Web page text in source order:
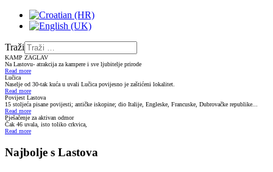
Traži
KAMP ZAGLAV
Na Lastovu- atrakcija za kampere i sve ljubitelje prirode
Read more
Lučica
Naselje od 30-tak kuća u uvali Lučica povijesno je zaštićeni lokalitet.
Read more
Povijest Lastova
15 stoljeća pisane povijesti; antičke iskopine; dio Italije, Engleske, Francuske, Dubrovačke republike...
Read more
Pješačenje za aktivan odmor
Čak 46 uvala, isto toliko crkvica,
Read more
Najbolje s Lastova